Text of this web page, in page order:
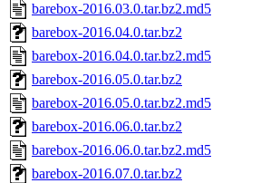
barebox-2016.03.0.tar.bz2.md5
barebox-2016.04.0.tar.bz2
barebox-2016.04.0.tar.bz2.md5
barebox-2016.05.0.tar.bz2
barebox-2016.05.0.tar.bz2.md5
barebox-2016.06.0.tar.bz2
barebox-2016.06.0.tar.bz2.md5
barebox-2016.07.0.tar.bz2